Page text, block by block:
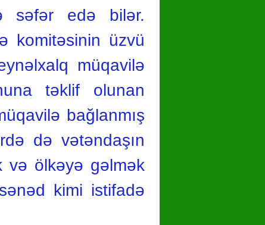
səfər edə bilər.
komitəsinin üzvü
müqavilə
təklif olunan
bağlanmış
də vətəndaşın
və ölkəyə gəlmək
kimi istifadə